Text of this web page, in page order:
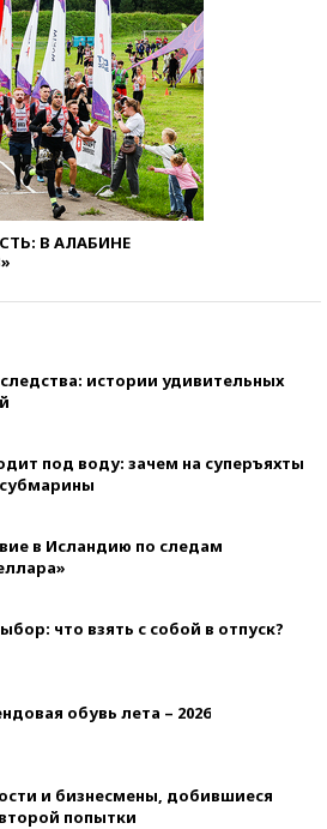
В АЛАБИНЕ
истории удивительных
под воду: зачем на суперъяхты
в Исландию по следам
что взять с собой в отпуск?
обувь лета – 2026
и бизнесмены, добившиеся
попытки